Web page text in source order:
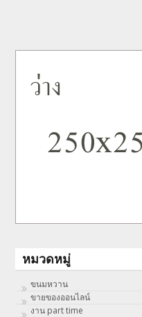
หมวดหมู่
ขนมหวาน
ขายของออนไลน์
งาน part time